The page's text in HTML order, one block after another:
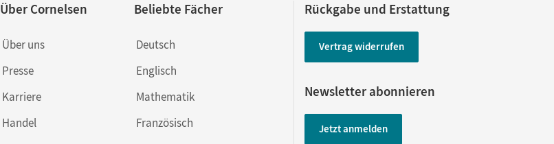
Über Cornelsen
Über uns
Presse
Karriere
Handel
Beliebte Fächer
Deutsch
Englisch
Mathematik
Französisch
Rückgabe und Erstattung
Vertrag widerrufen
Newsletter abonnieren
Jetzt anmelden